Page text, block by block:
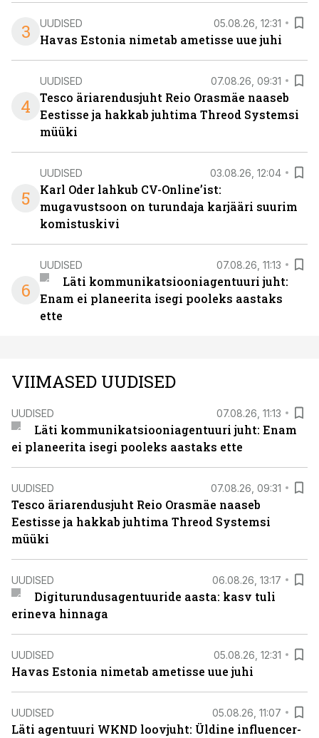
3 UUDISED 05.08.26, 12:31
Havas Estonia nimetab ametisse uue juhi
4
UUDISED 07.08.26, 09:31
Tesco äriarendusjuht Reio Orasmäe naaseb
Eestisse ja hakkab juhtima Threod Systemsi
müüki
5
UUDISED 03.08.26, 12:04
Karl Oder lahkub CV-Online’ist:
mugavustsoon on turundaja karjääri suurim
komistuskivi
6
UUDISED 07.08.26, 11:13
Läti kommunikatsiooniagentuuri juht:
Enam ei planeerita isegi pooleks aastaks
ette
VIIMASED UUDISED
UUDISED 07.08.26, 11:13
Läti kommunikatsiooniagentuuri juht: Enam
ei planeerita isegi pooleks aastaks ette
UUDISED 07.08.26, 09:31
Tesco äriarendusjuht Reio Orasmäe naaseb
Eestisse ja hakkab juhtima Threod Systemsi
müüki
UUDISED 06.08.26, 13:17
Digiturundusagentuuride aasta: kasv tuli
erineva hinnaga
UUDISED 05.08.26, 12:31
Havas Estonia nimetab ametisse uue juhi
UUDISED 05.08.26, 11:07
Läti agentuuri WKND loovjuht: Üldine influencer-